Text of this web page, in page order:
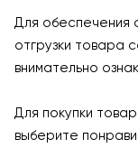
Для обеспечения
отгрузки товара
внимательно
Для покупки
выберите